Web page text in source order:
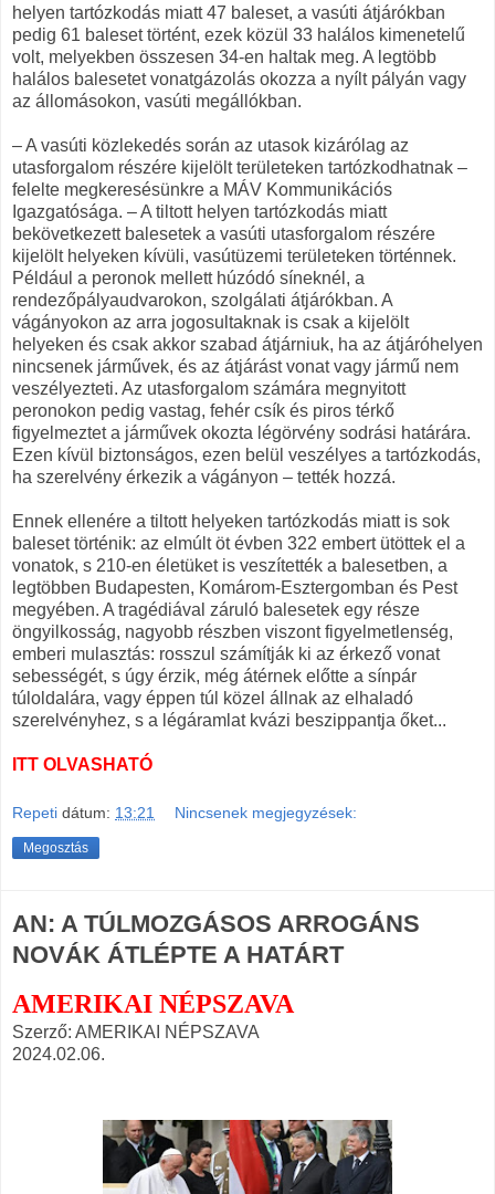
helyen tartózkodás miatt 47 baleset, a vasúti átjárókban
pedig 61 baleset történt, ezek közül 33 halálos kimenetelű
volt, melyekben összesen 34-en haltak meg. A legtöbb
halálos balesetet vonatgázolás okozza a nyílt pályán vagy
az állomásokon, vasúti megállókban.
– A vasúti közlekedés során az utasok kizárólag az
utasforgalom részére kijelölt területeken tartózkodhatnak –
felelte megkeresésünkre a MÁV Kommunikációs
Igazgatósága. – A tiltott helyen tartózkodás miatt
bekövetkezett balesetek a vasúti utasforgalom részére
kijelölt helyeken kívüli, vasútüzemi területeken történnek.
Például a peronok mellett húzódó síneknél, a
rendezőpályaudvarokon, szolgálati átjárókban. A
vágányokon az arra jogosultaknak is csak a kijelölt
helyeken és csak akkor szabad átjárniuk, ha az átjáróhelyen
nincsenek járművek, és az átjárást vonat vagy jármű nem
veszélyezteti. Az utasforgalom számára megnyitott
peronokon pedig vastag, fehér csík és piros térkő
figyelmeztet a járművek okozta légörvény sodrási határára.
Ezen kívül biztonságos, ezen belül veszélyes a tartózkodás,
ha szerelvény érkezik a vágányon – tették hozzá.
Ennek ellenére a tiltott helyeken tartózkodás miatt is sok
baleset történik: az elmúlt öt évben 322 embert ütöttek el a
vonatok, s 210-en életüket is veszítették a balesetben, a
legtöbben Budapesten, Komárom-Esztergomban és Pest
megyében. A tragédiával záruló balesetek egy része
öngyilkosság, nagyobb részben viszont figyelmetlenség,
emberi mulasztás: rosszul számítják ki az érkező vonat
sebességét, s úgy érzik, még átérnek előtte a sínpár
túloldalára, vagy éppen túl közel állnak az elhaladó
szerelvényhez, s a légáramlat kvázi beszippantja őket...
ITT OLVASHATÓ
Repeti dátum: 13:21 Nincsenek megjegyzések:
Megosztás
AN: A TÚLMOZGÁSOS ARROGÁNS
NOVÁK ÁTLÉPTE A HATÁRT
AMERIKAI NÉPSZAVA
Szerző: AMERIKAI NÉPSZAVA
2024.02.06.